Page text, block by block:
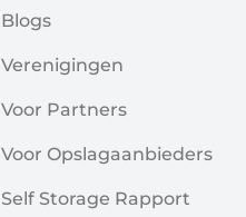
Blogs
Verenigingen
Voor Partners
Voor Opslagaanbieders
Self Storage Rapport